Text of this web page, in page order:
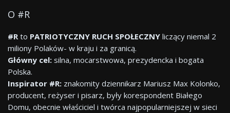
O #R
#Rto PATRIOTYCZNY RUCH SPOŁECZNY liczący niemal 2
miliony Polaków- w kraju i za granicą.
Główny cel: silna, mocarstwowa, prezydencka i bogata
Polska.
Inspirator #R: znakomity dziennikarz Mariusz Max Kolonko,
producent, reżyser i pisarz, były korespondent Białego
Domu, obecnie właściciel i twórca najpopularniejszej w sieci